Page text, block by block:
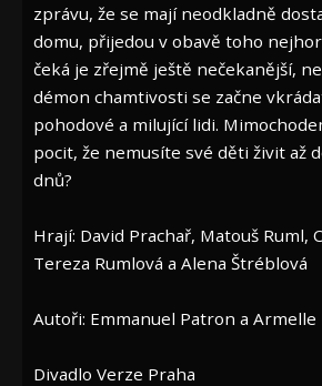
zprávu, že se mají neodkladně
domu, přijedou v obavě toho
čeká je zřejmě ještě nečekanější,
démon chamtivosti se začne
pohodové a milující lidi.
pocit, že nemusíte své děti živit až
dnů?
Hrají: David Prachař, Matouš Ruml,
Tereza Rumlová a Alena Štréblová
Autoři: Emmanuel Patron a Armelle
Divadlo Verze Praha